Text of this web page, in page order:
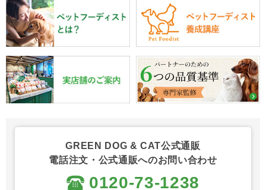
GREEN DOG & CAT公式通販
電話注文・公式通販へのお問い合わせ
0120-73-1238